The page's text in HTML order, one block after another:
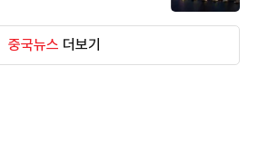
중국뉴스 더보기